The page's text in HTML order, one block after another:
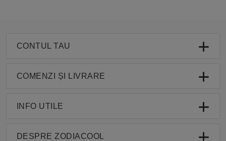
CONTUL TAU
COMENZI ȘI LIVRARE
INFO UTILE
DESPRE ZODIACOOL